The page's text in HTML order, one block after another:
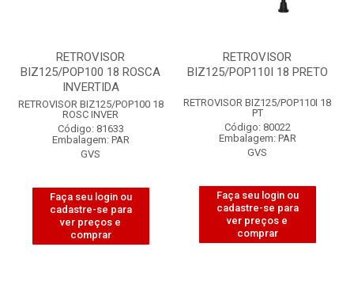
RETROVISOR
BIZ125/POP100 18 ROSCA
INVERTIDA
RETROVISOR BIZ125/POP100 18
ROSC INVER
Código: 81633
Embalagem: PAR
GVS
Faça seu login ou
cadastre-se para
ver preços e
comprar
RETROVISOR
BIZ125/POP110I 18 PRETO
RETROVISOR BIZ125/POP110I 18
PT
Código: 80022
Embalagem: PAR
GVS
Faça seu login ou
cadastre-se para
ver preços e
comprar